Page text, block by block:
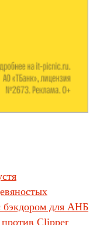
бэкдором для АНБ
Clipper